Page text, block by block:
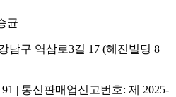
균
남구 역삼로3길 17 (혜진빌딩 8
| 통신판매업신고번호: 제 2025-